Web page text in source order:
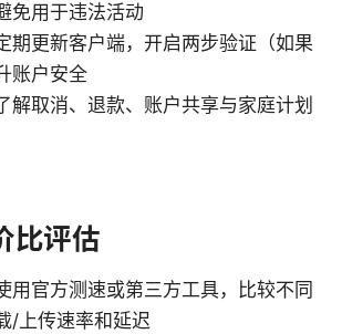
免用于违法活动
期更新客户端，开启两步验证（如果
账户安全
解取消、退款、账户共享与家庭计划
比评估
用官方测速或第三方工具，比较不同
/上传速率和延迟